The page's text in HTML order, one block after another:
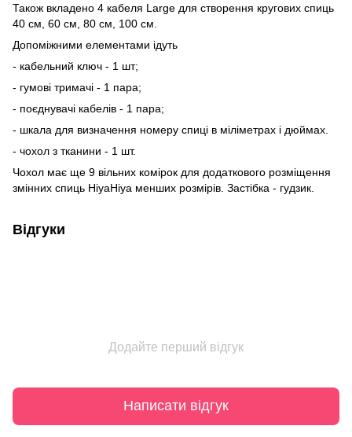
Також вкладено 4 кабеля Large для створення кругових спиць
40 см, 60 см, 80 см, 100 см.
Допоміжними елементами ідуть
- кабельний ключ - 1 шт;
- гумові тримачі - 1 пара;
- поєднувачі кабелів - 1 пара;
- шкала для визначення номеру спиці в міліметрах і дюймах.
- чохол з тканини - 1 шт.
Чохол має ще 9 вільних комірок для додаткового розміщення
змінних спиць HiyaHiya менших розмірів. Застібка - гудзик.
Відгуки
Додайте перший відгук
Написати відгук